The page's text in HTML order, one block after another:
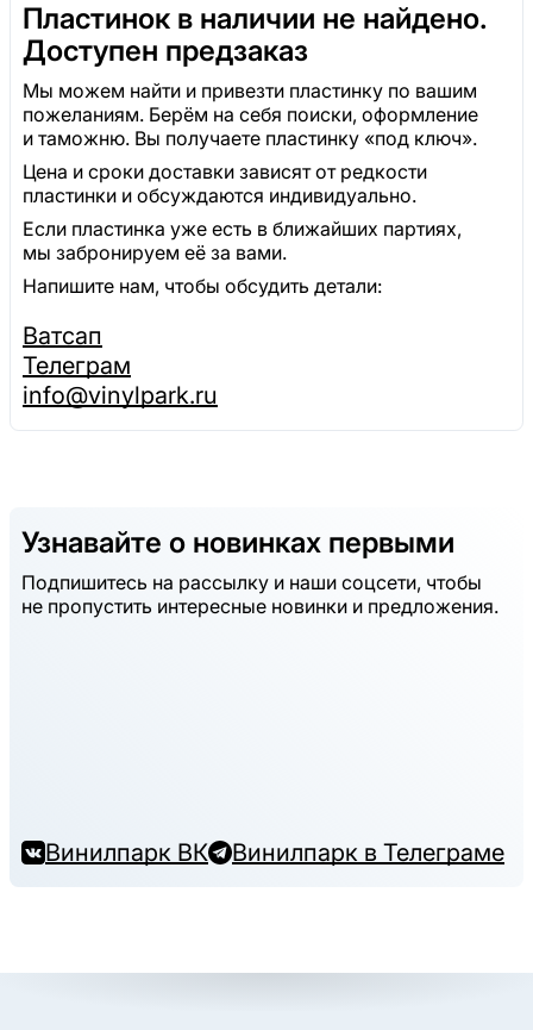
Пластинок в наличии не найдено.
Доступен предзаказ
Мы можем найти и привезти пластинку по вашим
пожеланиям. Берём на себя поиски, оформление
и таможню. Вы получаете пластинку «под ключ».
Цена и сроки доставки зависят от редкости
пластинки и обсуждаются индивидуально.
Если пластинка уже есть в ближайших партиях,
мы забронируем её за вами.
Напишите нам, чтобы обсудить детали:
Ватсап
Телеграм
info@vinylpark.ru
Узнавайте о новинках первыми
Подпишитесь на рассылку и наши соцсети, чтобы
не пропустить интересные новинки и предложения.
Винилпарк ВК Винилпарк в Телеграме